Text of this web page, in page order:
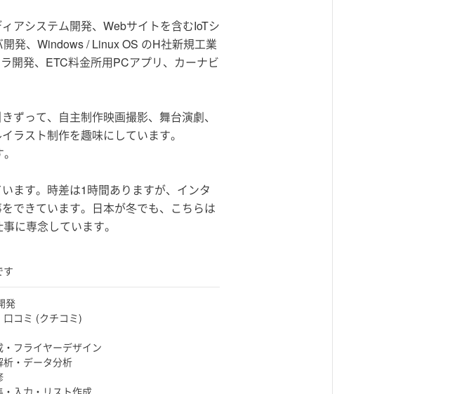
アシステム開発、Webサイトを含むIoTシ
発、Windows / Linux OS のH社新規工業
開発、ETC料金所用PCアプリ、カーナビ
ずって、自主制作映画撮影、舞台演劇、
ラスト制作を趣味にしています。
ます。時差は1時間ありますが、インタ
できています。日本が冬でも、こちらは
に専念しています。
す
発
口コミ (クチコミ)
・フライヤーデザイン
析・データ分析
・入力・リスト作成